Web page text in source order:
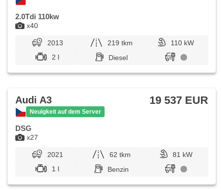
x40
2.0Tdi 110kw
2013 219 tkm
110 kW
2 l
Diesel
x27
Audi A3
Neuigkeit auf dem Server
19 537 EUR
DSG
2021 62 tkm
81 kW
1 l
Benzin